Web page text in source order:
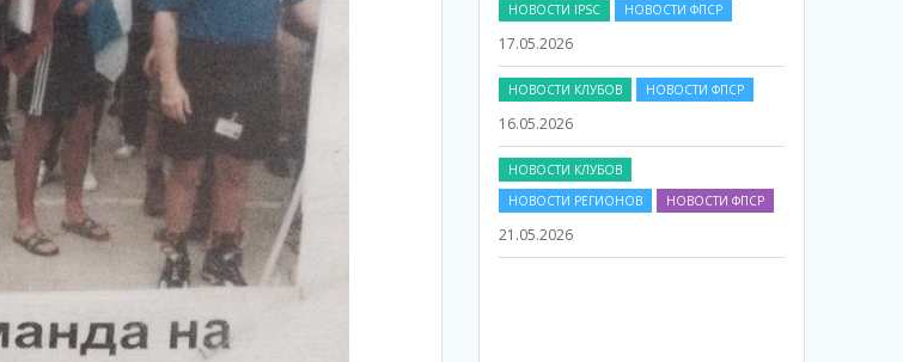
НОВОСТИ КЛУБОВ
16.05.2026
НОВОСТИ КЛУБОВ
НОВОСТИ РЕГИОНОВ
НОВОСТИ ФПСР
21.05.2026
НОВОСТИ ФПСР
20.05.2026